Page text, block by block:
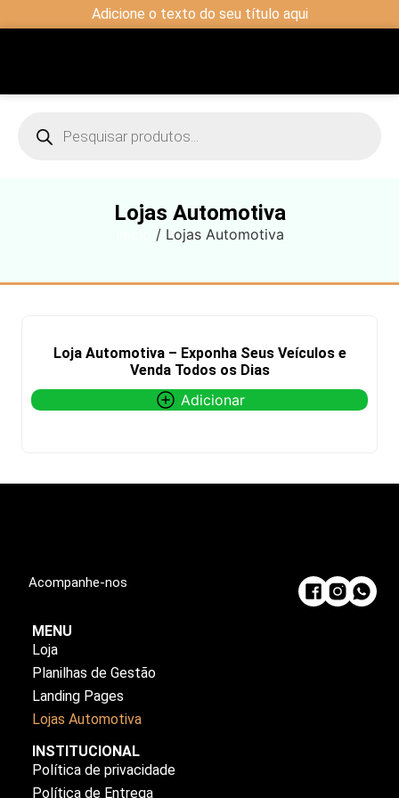
Adicione o texto do seu título aqui
Lojas Automotiva
/ Lojas Automotiva
Loja Automotiva – Exponha Seus Veículos e
Venda Todos os Dias
Adicionar
Acompanhe-nos
MENU
Loja
Planilhas de Gestão
Landing Pages
Lojas Automotiva
INSTITUCIONAL
Política de privacidade
Política de Entrega